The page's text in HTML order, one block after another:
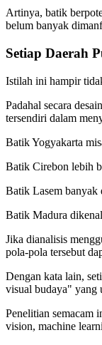
Artinya, batik
belum banyak
Setiap Daerah
Istilah ini hampir
Padahal secara
tersendiri dalam
Batik Yogyakarta
Batik Cirebon lebih
Batik Lasem banyak
Batik Madura
Jika dianalisis
pola-pola tersebut
Dengan kata lain,
visual budaya" yang
Penelitian semacam
vision, machine